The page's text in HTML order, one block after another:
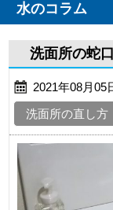
水のコラム
洗面所の蛇
2021年08月05
洗面所の直し方